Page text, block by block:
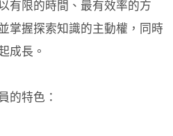
有限的時間、最有效率的方
掌握探索知識的主動權，同時
成長。
的特色：